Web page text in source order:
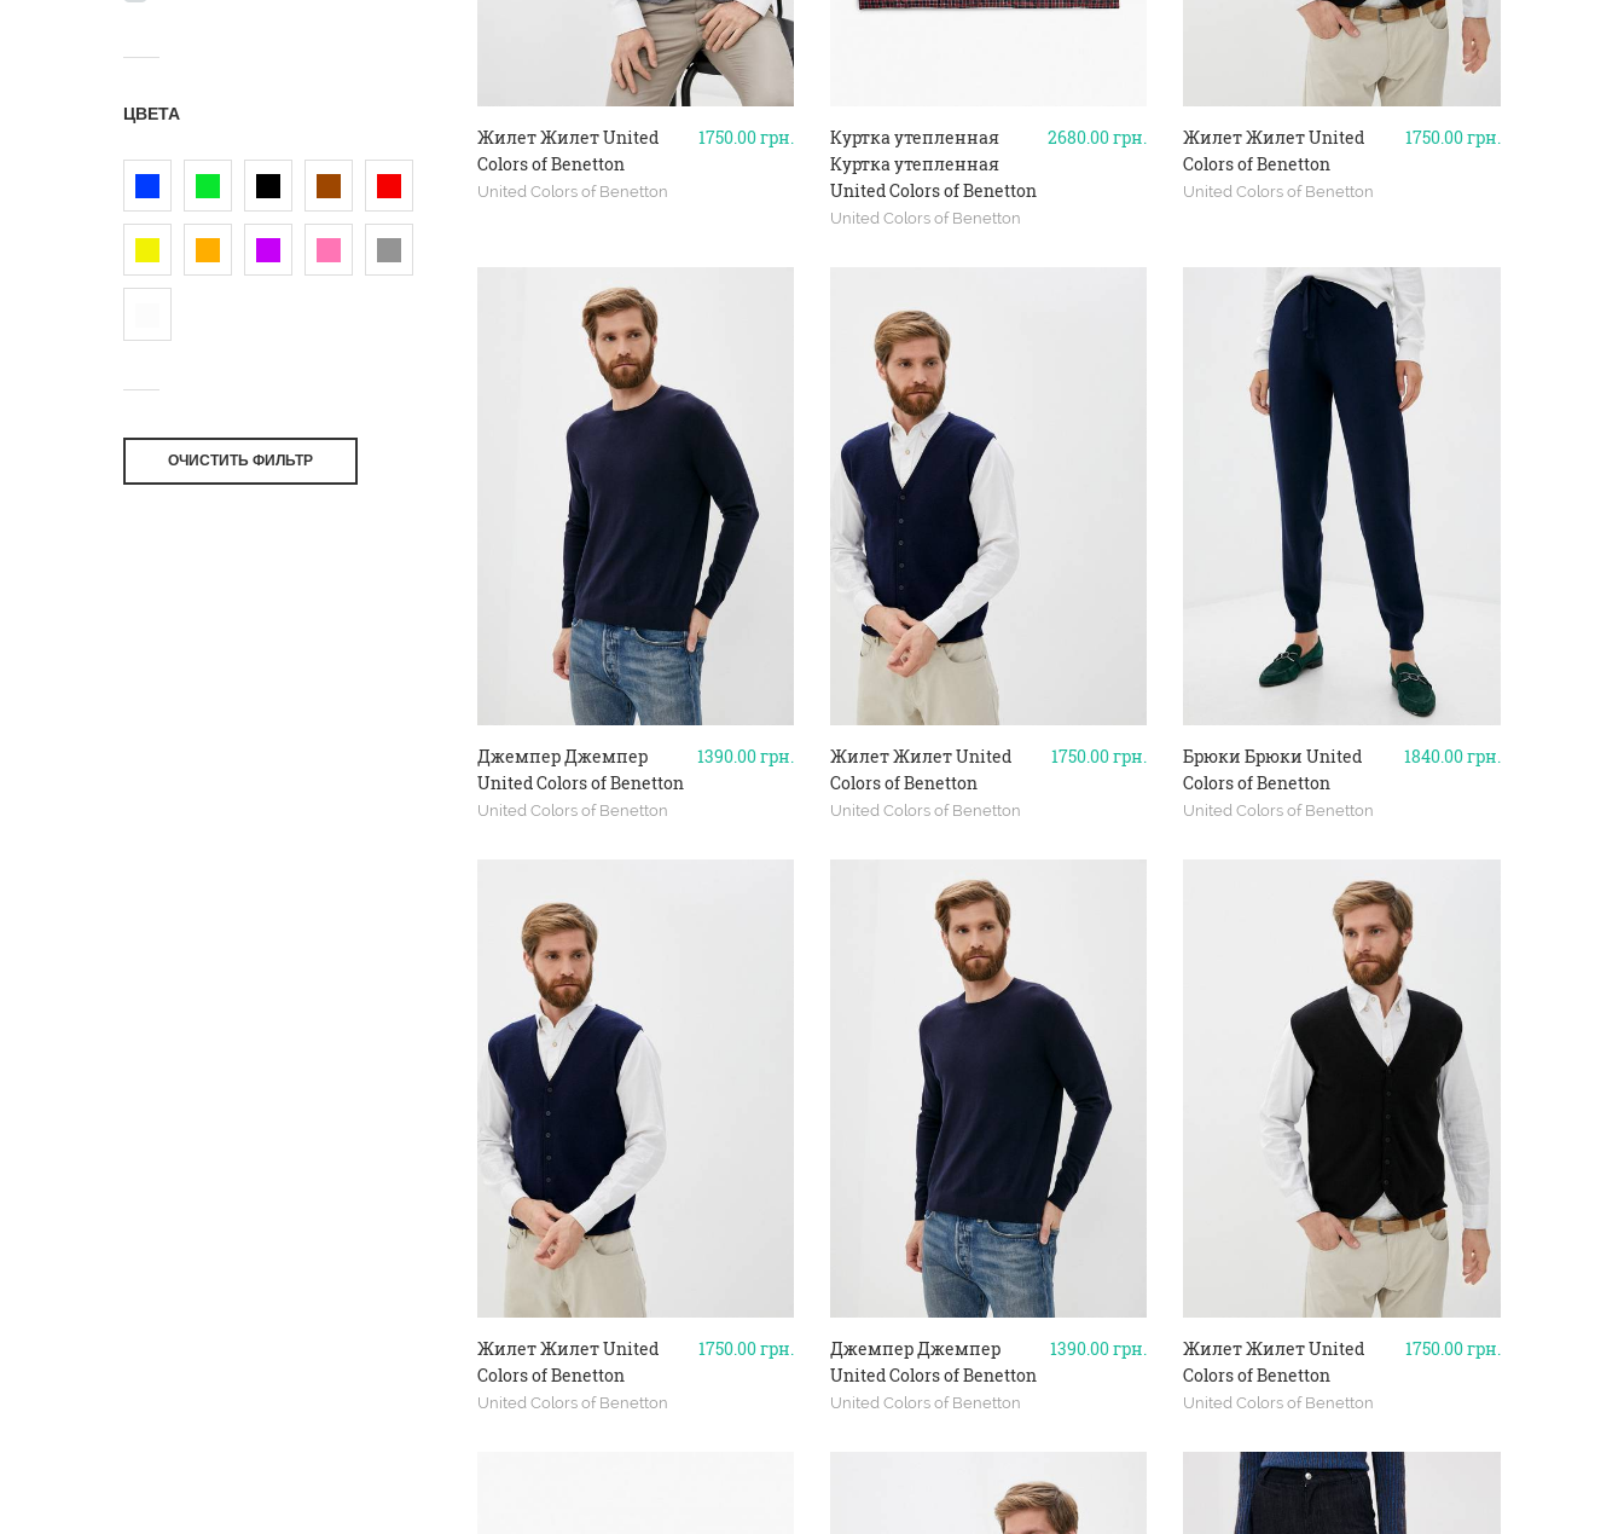
ЦВЕТА
ОЧИСТИТЬ ФИЛЬТР
1750.00грн.
Жилет Жилет United
Colors of Benetton
United Colors of Benetton
2680.00грн.
Куртка утепленная
Куртка утепленная
United Colors of Benetton
United Colors of Benetton
1750.00грн.
Жилет Жилет United
Colors of Benetton
United Colors of Benetton
1390.00грн.
Джемпер Джемпер
United Colors of Benetton
United Colors of Benetton
1750.00грн.
Жилет Жилет United
Colors of Benetton
United Colors of Benetton
1840.00грн.
Брюки Брюки United
Colors of Benetton
United Colors of Benetton
1750.00грн.
Жилет Жилет United
Colors of Benetton
United Colors of Benetton
1390.00грн.
Джемпер Джемпер
United Colors of Benetton
United Colors of Benetton
1750.00грн.
Жилет Жилет United
Colors of Benetton
United Colors of Benetton